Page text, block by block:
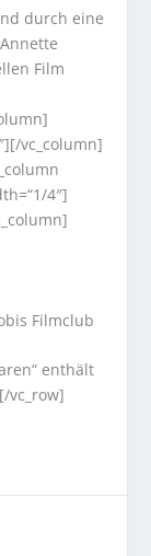
durch eine
Film
vc_column]
4″]
Filmclub
enthält
vc_row]